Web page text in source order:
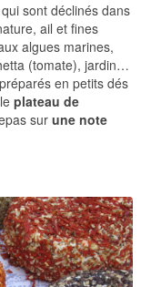
sont déclinés dans
ail et fines
algues marines,
(tomate), jardin…
préparés en petits dés
plateau de
surune note